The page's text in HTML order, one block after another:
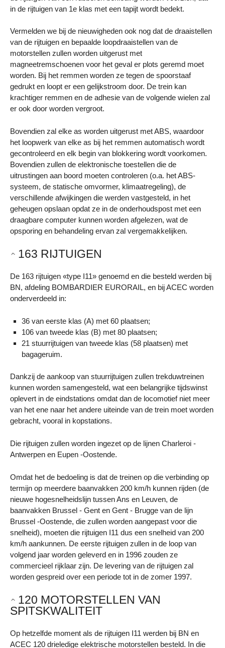
in de rijtuigen van 1e klas met een tapijt wordt bedekt.
Vermelden we bij de nieuwigheden ook nog dat de draaistellen
van de rijtuigen en bepaalde loopdraaistellen van de
motorstellen zullen worden uitgerust met
magneetremschoenen voor het geval er plots geremd moet
worden. Bij het remmen worden ze tegen de spoorstaaf
gedrukt en loopt er een gelijkstroom door. De trein kan
krachtiger remmen en de adhesie van de volgende wielen zal
er ook door worden vergroot.
Bovendien zal elke as worden uitgerust met ABS, waardoor
het loopwerk van elke as bij het remmen automatisch wordt
gecontroleerd en elk begin van blokkering wordt voorkomen.
Bovendien zullen de elektronische toestellen die de
uitrustingen aan boord moeten controleren (o.a. het ABS-
systeem, de statische omvormer, klimaatregeling), de
verschillende afwijkingen die werden vastgesteld, in het
geheugen opslaan opdat ze in de onderhoudspost met een
draagbare computer kunnen worden afgelezen, wat de
opsporing en behandeling ervan zal vergemakkelijken.
163 RIJTUIGEN
De 163 rijtuigen «type I11» genoemd en die besteld werden bij
BN, afdeling BOMBARDIER EURORAIL, en bij ACEC worden
onderverdeeld in:
36 van eerste klas (A) met 60 plaatsen;
106 van tweede klas (B) met 80 plaatsen;
21 stuurrijtuigen van tweede klas (58 plaatsen) met
bagageruim.
Dankzij de aankoop van stuurrijtuigen zullen trekduwtreinen
kunnen worden samengesteld, wat een belangrijke tijdswinst
oplevert in de eindstations omdat dan de locomotief niet meer
van het ene naar het andere uiteinde van de trein moet worden
gebracht, vooral in kopstations.
Die rijtuigen zullen worden ingezet op de lijnen Charleroi -
Antwerpen en Eupen -Oostende.
Omdat het de bedoeling is dat de treinen op die verbinding op
termijn op meerdere baanvakken 200 km/h kunnen rijden (de
nieuwe hogesnelheidslijn tussen Ans en Leuven, de
baanvakken Brussel - Gent en Gent - Brugge van de lijn
Brussel -Oostende, die zullen worden aangepast voor die
snelheid), moeten die rijtuigen I11 dus een snelheid van 200
km/h aankunnen. De eerste rijtuigen zullen in de loop van
volgend jaar worden geleverd en in 1996 zouden ze
commercieel rijklaar zijn. De levering van de rijtuigen zal
worden gespreid over een periode tot in de zomer 1997.
120 MOTORSTELLEN VAN
SPITSKWALITEIT
Op hetzelfde moment als de rijtuigen I11 werden bij BN en
ACEC 120 drieledige elektrische motorstellen besteld. In die